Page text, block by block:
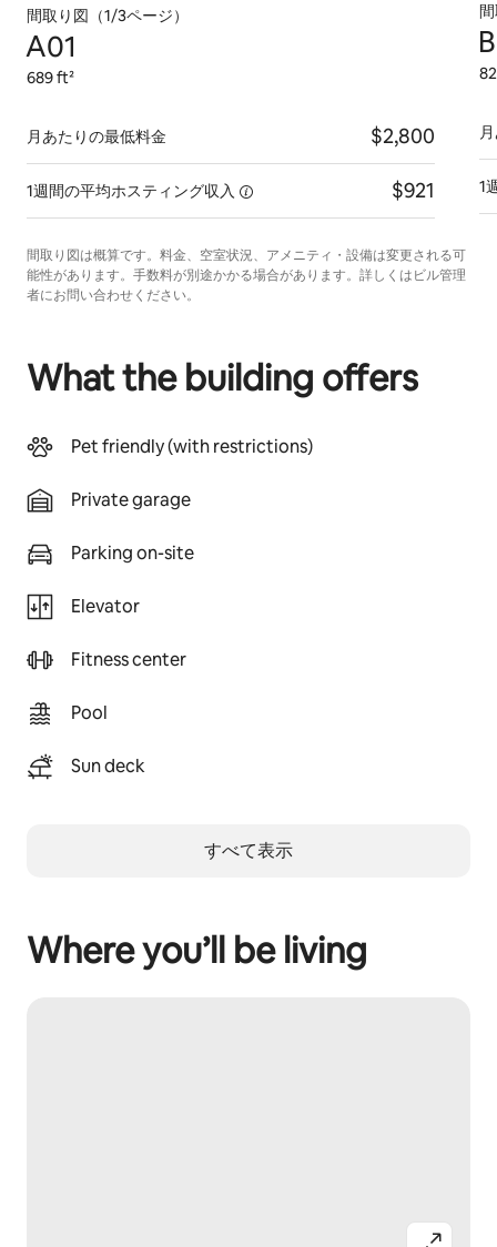
間取り図（1/3ページ）
A01
689 ft²
月あたりの最低料金 $2,800
1週間の平均ホスティング収入 $921 1
間取り図は概算です。料金、空室状況、アメニティ・設備は変更される可
能性があります。手数料が別途かかる場合があります。詳しくはビル管理
者にお問い合わせください。
What the building offers
Pet friendly (with restrictions)
Private garage
Parking on-site
Elevator
Fitness center
Pool
Sun deck
すべて表示
Where you’ll be living